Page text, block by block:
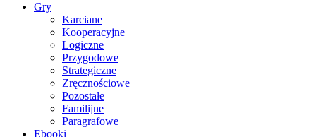
Gry
Karciane
Kooperacyjne
Logiczne
Przygodowe
Strategiczne
Zręcznościowe
Pozostałe
Familijne
Paragrafowe
Ebooki